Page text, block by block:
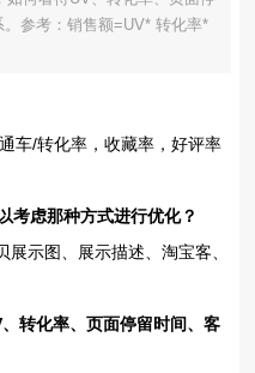
参考：销售额=UV* 转化率*
车/转化率，收藏率，好评率
考虑那种方式进行优化？
示图、展示描述、淘宝客、
转化率、页面停留时间、客